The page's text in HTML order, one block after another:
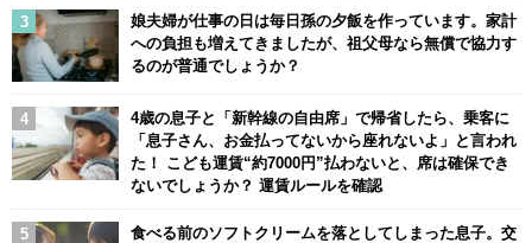
娘夫婦が仕事の日は毎日孫の夕飯を作っています。家計
への負担も増えてきましたが、祖父母なら無償で協力す
るのが普通でしょうか？
4歳の息子と「新幹線の自由席」で帰省したら、乗客に
「息子さん、お金払ってないから座れないよ」と言われ
た！ こども運賃“約7000円”払わないと、席は確保でき
ないでしょうか？ 運賃ルールを確認
食べる前のソフトクリームを落としてしまった息子。交